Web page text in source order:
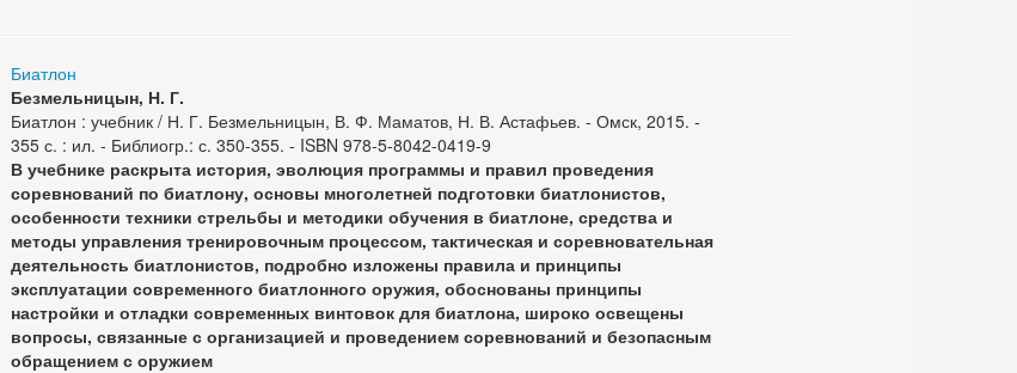
Биатлон
Безмельницын, Н. Г.
Биатлон : учебник / Н. Г. Безмельницын, В. Ф. Маматов, Н. В. Астафьев. - Омск, 2015. -
355 с. : ил. - Библиогр.: с. 350-355. - ISBN 978-5-8042-0419-9
В учебнике раскрыта история, эволюция программы и правил проведения
соревнований по биатлону, основы многолетней подготовки биатлонистов,
особенности техники стрельбы и методики обучения в биатлоне, средства и
методы управления тренировочным процессом, тактическая и соревновательная
деятельность биатлонистов, подробно изложены правила и принципы
эксплуатации современного биатлонного оружия, обоснованы принципы
настройки и отладки современных винтовок для биатлона, широко освещены
вопросы, связанные с организацией и проведением соревнований и безопасным
обращением с оружием